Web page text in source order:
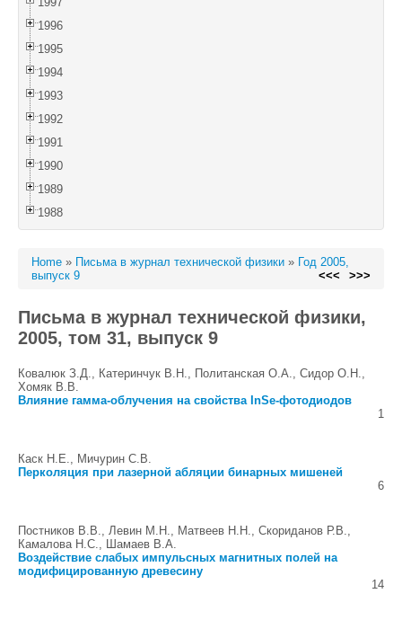
1996
1995
1994
1993
1992
1991
1990
1989
1988
Home » Письма в журнал технической физики » Год 2005,
выпуск 9
<<< >>>
Письма в журнал технической физики,
2005, том 31, выпуск 9
Ковалюк З.Д., Катеринчук В.Н., Политанская О.А., Сидор О.Н.,
Хомяк В.В.
Влияние гамма-облучения на свойства InSe-фотодиодов
1
Каск Н.Е., Мичурин С.В.
Перколяция при лазерной абляции бинарных мишеней
6
Постников В.В., Левин М.Н., Матвеeв Н.Н., Скориданов Р.В.,
Камалова Н.С., Шамаев В.А.
Воздействие слабых импульсных магнитных полей на
модифицированную древесину
14